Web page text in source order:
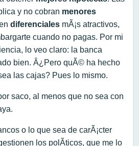
y no cobran menores
diferenciales mÃ¡s atractivos,
cuando no pagas. Por mi
lo veo claro: la banca
bien. Â¿Pero quÃ© ha hecho
las cajas? Pues lo mismo.
saco, al menos que no sea con
o lo que sea de carÃ¡cter
los polÃ­ticos, que me lo